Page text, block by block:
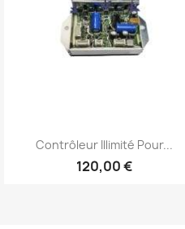
Aperçu rapide
Contrôleur Illimité Pour...
120,00 €